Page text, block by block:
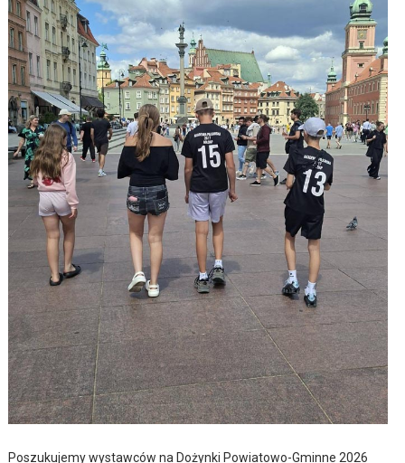
Poszukujemy wystawców na Dożynki Powiatowo-Gminne 2026